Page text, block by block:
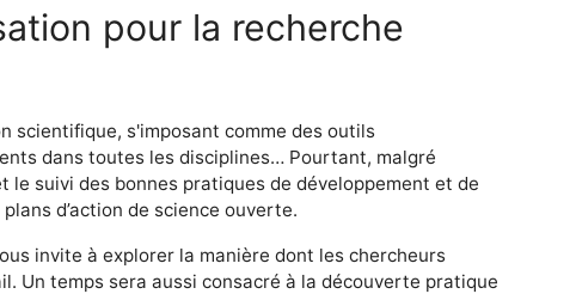
pour la recherche
scientifique, s'imposant comme des outils
dans toutes les disciplines… Pourtant, malgré
le suivi des bonnes pratiques de développement et de
d’action de science ouverte.
invite à explorer la manière dont les chercheurs
Un temps sera aussi consacré à la découverte pratique